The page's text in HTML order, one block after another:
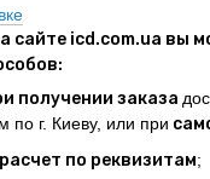
сайте icd.com.ua вы
получении заказа
по г. Киеву, или при
по реквизитам;